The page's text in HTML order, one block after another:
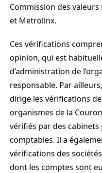
Commission des
et Metrolinx.
Ces vérifications
opinion, qui est
d’administration de
responsable. Par
dirige les vérifications
organismes de la
vérifiés par des cabinets
comptables. Il a
vérifications des
dont les comptes sont